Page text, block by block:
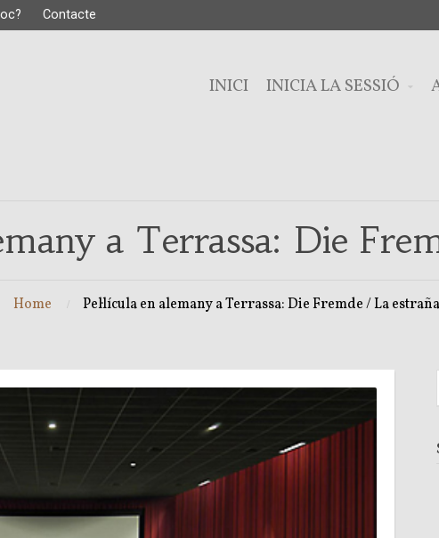
Contacte
INICI INICIA LA SESSIÓ
a Terrassa: Die
Home Pel·lícula en alemany a Terrassa: Die Fremde / La estraña